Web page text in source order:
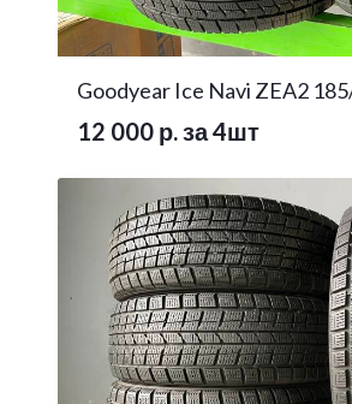
Goodyear Ice Navi ZEA2
12 000 р. за 4шт